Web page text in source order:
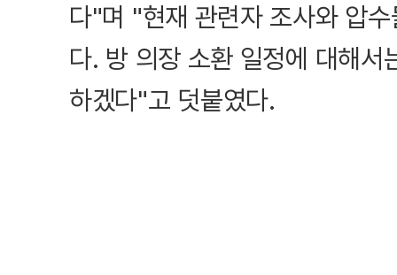
다"며 "현재 관련자 조사와 압
다. 방 의장 소환 일정에 대해
하겠다"고 덧붙였다.